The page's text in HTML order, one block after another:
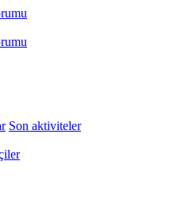
Son aktiviteler